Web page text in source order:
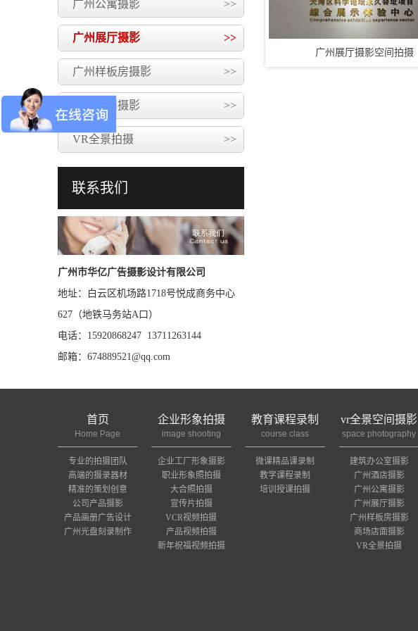
广州公寓摄影 >>
广州展厅摄影 >>
广州样板房摄影 >>
商场店面摄影 >>
VR全景拍摄 >>
联系我们
广州市华亿广告摄影设计有限公司
地址：白云区机场路1718号悦成商务中心
627（地铁马务站A口）
电话：15920868247 13711263144
邮箱：674889521@qq.com
广州展厅摄影空间拍摄
首页
Home Page
专业的拍摄团队
高端的摄录器材
精准的策划创意
公司产品摄影
产品画册广告设计
广州光盘刻录制作
企业形象拍摄
image shooting
企业工厂形象摄影
职业形象照拍摄
大合照拍摄
宣传片拍摄
VCR视频拍摄
产品视频拍摄
新年祝福视频拍摄
教育课程录制
course class
微课精品课录制
教学课程录制
培训授课拍摄
vr全景空间摄影
space photography
建筑办公室摄影
广州酒店摄影
广州公寓摄影
广州展厅摄影
广州样板房摄影
商场店面摄影
VR全景拍摄